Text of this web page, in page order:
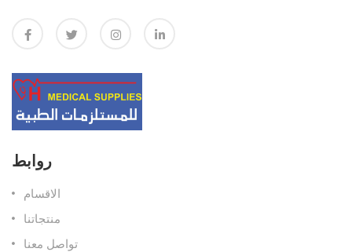
روابط
الاقسام
منتجاتنا
تواصل معنا